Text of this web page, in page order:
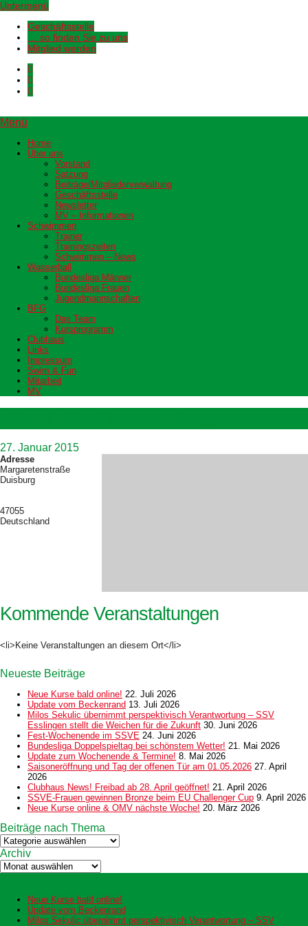
Untermenü
Geschäftsstelle
… so finden Sie zu uns
Mitglied werden
Menü
Home
Über uns
Vorstand
Satzung
Beiträge/Mitgliederverwaltung
Geschäftsstelle
Newsletter
MV – Informationen
Schwimmen
Trainer
Trainingszeiten
Schwimmen – News
Wasserball
Bundesliga Männer
Bundesliga Frauen
Jugendmannschaften
BFG
Das Team
Kursprogramm
Clubhaus
Links
Impressum
Swim & Fun
Mitarbeit
MV
27. Januar 2015
Adresse
Margaretenstraße
Duisburg
47055
Deutschland
Kommende Veranstaltungen
<li>Keine Veranstaltungen an diesem Ort</li>
Neueste Beiträge
Neue Kurse bald online! 22. Juli 2026
Update vom Beckenrand 13. Juli 2026
Milos Sekulic übernimmt perspektivisch Verantwortung – SSV
Esslingen stellt die Weichen für die Zukunft 30. Juni 2026
Fest-Wochenende im SSVE 24. Juni 2026
Bundesliga Doppelspieltag bei schönstem Wetter! 21. Mai 2026
Update zum Wochenende & Termine! 8. Mai 2026
Saisoneröffnung und Tag der offenen Tür am 01.05.2026 27. April
2026
Clubhaus News! Freibad ab 28. April geöffnet! 21. April 2026
SSVE-Frauen gewinnen Bronze beim EU Challenger Cup 9. April 2026
Neue Kurse online & OMV nächste Woche! 20. März 2026
Beiträge nach Thema
Beiträge
nach
Thema
Archiv
Archiv
Neue Kurse bald online!
Update vom Beckenrand
Milos Sekulic übernimmt perspektivisch Verantwortung – SSV